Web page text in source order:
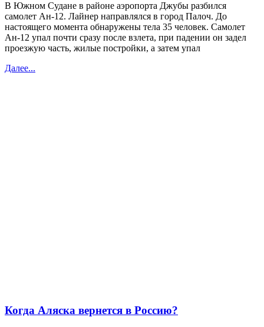
В Южном Судане в районе аэропорта Джубы разбился
самолет Ан-12. Лайнер направлялся в город Палоч. До
настоящего момента обнаружены тела 35 человек. Самолет
Ан-12 упал почти сразу после взлета, при падении он задел
проезжую часть, жилые постройки, а затем упал
Далее...
Когда Аляска вернется в Россию?